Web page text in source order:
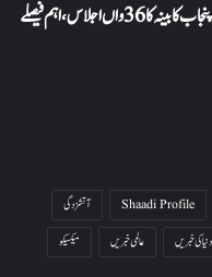
مریم نواز کی زیر صدارت پنجاب کابینہ کا 36واں اجلاس،اہم فیصلے
Shaadi Profile
آتشزدگی
دنیا کی خبریں عالمی خبریں
میکسیکو